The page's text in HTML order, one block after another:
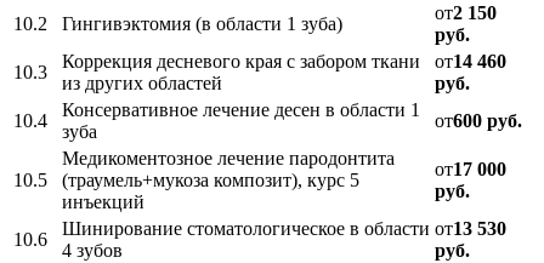
10.2
Гингивэктомия (в области 1 зуба)
от2 150
руб.
10.3
Коррекция десневого края с забором ткани
из других областей
от14 460
руб.
10.4
Консервативное лечение десен в области 1
зуба
от600 руб.
10.5
Медикоментозное лечение пародонтита
(траумель+мукоза композит), курс 5
инъекций
от17 000
руб.
10.6
Шинирование стоматологическое в области
4 зубов
от13 530
руб.